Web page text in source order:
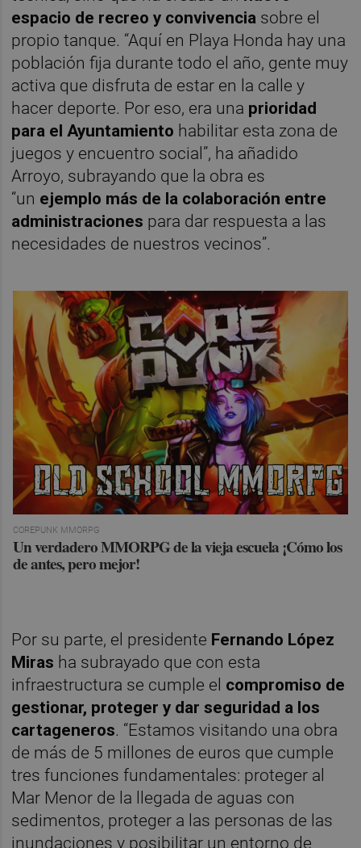
espacio de recreo y convivencia sobre el
propio tanque. “Aquí en Playa Honda hay una
población fija durante todo el año, gente muy
activa que disfruta de estar en la calle y
hacer deporte. Por eso, era una prioridad
para el Ayuntamiento habilitar esta zona de
juegos y encuentro social”, ha añadido
Arroyo, subrayando que la obra es
“un ejemplo más de la colaboración entre
administraciones para dar respuesta a las
necesidades de nuestros vecinos”.
COREPUNK MMORPG
Un verdadero MMORPG de la vieja escuela ¡Cómo los
de antes, pero mejor!
Por su parte, el presidente Fernando López
Miras ha subrayado que con esta
infraestructura se cumple el compromiso de
gestionar, proteger y dar seguridad a los
cartageneros. “Estamos visitando una obra
de más de 5 millones de euros que cumple
tres funciones fundamentales: proteger al
Mar Menor de la llegada de aguas con
sedimentos, proteger a las personas de las
inundaciones y posibilitar un entorno de